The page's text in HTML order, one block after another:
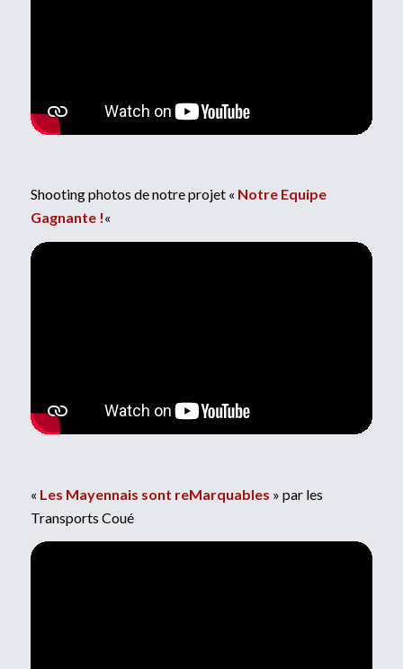
Shooting photos de notre projet « Notre Equipe
Gagnante !«
« Les Mayennais sont reMarquables » par les
Transports Coué